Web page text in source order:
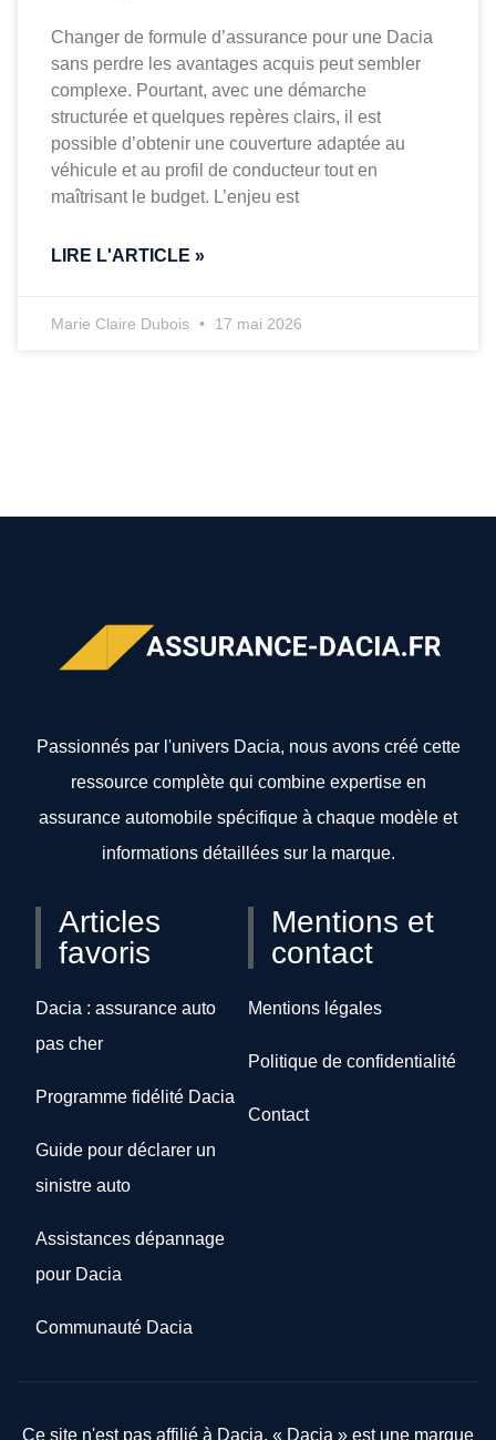
Changer de formule d’assurance pour une Dacia
sans perdre les avantages acquis peut sembler
complexe. Pourtant, avec une démarche
structurée et quelques repères clairs, il est
possible d’obtenir une couverture adaptée au
véhicule et au profil de conducteur tout en
maîtrisant le budget. L’enjeu est
LIRE L'ARTICLE »
Marie Claire Dubois 17 mai 2026
Passionnés par l'univers Dacia, nous avons créé cette
ressource complète qui combine expertise en
assurance automobile spécifique à chaque modèle et
informations détaillées sur la marque.
Articles
favoris
Dacia : assurance auto
pas cher
Programme fidélité Dacia
Guide pour déclarer un
sinistre auto
Assistances dépannage
pour Dacia
Communauté Dacia
Mentions et
contact
Mentions légales
Politique de confidentialité
Contact
Ce site n'est pas affilié à Dacia. « Dacia » est une marque